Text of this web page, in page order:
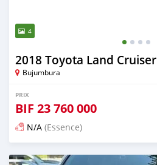
4
2018 Toyota Land Cruiser
Bujumbura
PRIX
BIF 23 760 000
N/A (Essence)
Publié il y a 19 jours